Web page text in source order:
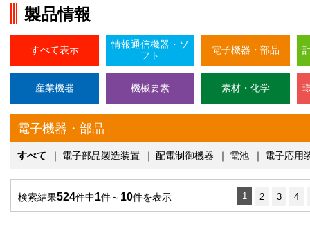
製品情報
すべて表示
情報通信機器・ソ
フト
電子機器・部品
産業機器 機械要素 素材・化学
電子機器・部品
すべて ｜ 電子部品製造装置 ｜ 配電制御機器 ｜ 電池 ｜ 電子応用
検索結果524件中1件～ 10件を表示 1 2 3 4